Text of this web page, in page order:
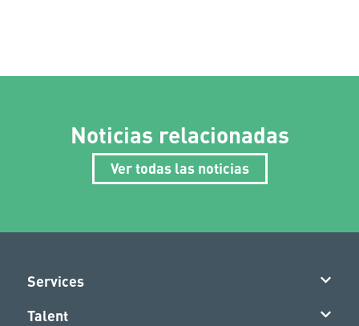
Noticias relacionadas
Ver todas las noticias
Services
Talent